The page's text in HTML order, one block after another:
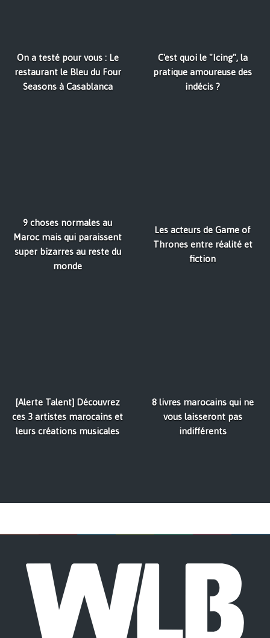
On a testé pour vous : Le
restaurant le Bleu du Four
Seasons à Casablanca
C'est quoi le "Icing", la
pratique amoureuse des
indécis ?
9 choses normales au
Maroc mais qui paraissent
super bizarres au reste du
monde
Les acteurs de Game of
Thrones entre réalité et
fiction
[Alerte Talent] Découvrez
ces 3 artistes marocains et
leurs créations musicales
8 livres marocains qui ne
vous laisseront pas
indifférents